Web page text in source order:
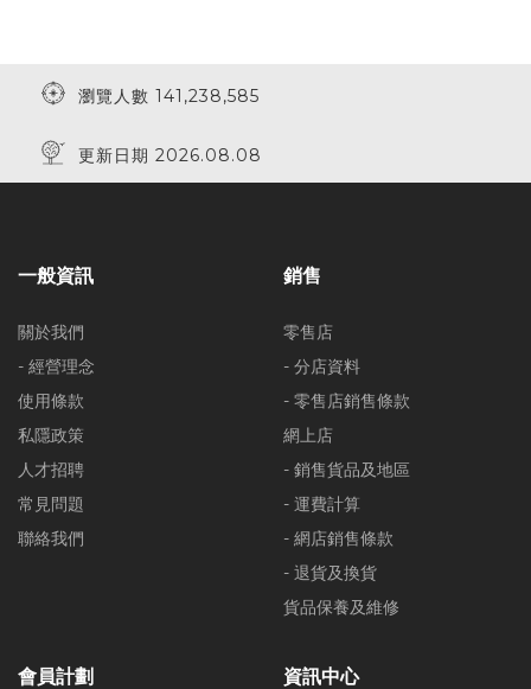
瀏覽人數 141,238,585
更新日期 2026.08.08
一般資訊
關於我們
- 經營理念
使用條款
私隱政策
人才招聘
常見問題
聯絡我們
銷售
零售店
- 分店資料
- 零售店銷售條款
網上店
- 銷售貨品及地區
- 運費計算
- 網店銷售條款
- 退貨及換貨
貨品保養及維修
會員計劃 資訊中心